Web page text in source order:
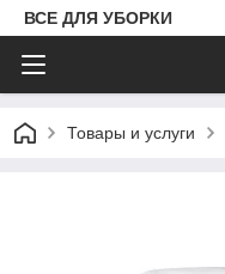
ВСЕ ДЛЯ УБОРКИ
Товары и услуги